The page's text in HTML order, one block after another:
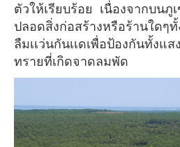
ตัวให้เรียบร้อย เนื่องจากบนภู
ปลอดสิ่งก่อสร้างหรือร้านใด
ลืมเเว่นกันเเดเพื่อป้องกันทั้
ทรายที่เกิดจาดลมพัด